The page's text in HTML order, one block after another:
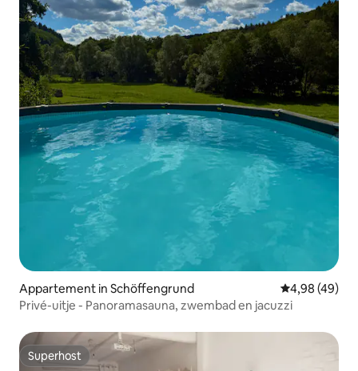
Appartement in Schöffengrund Gemiddelde
4,98 (49)
Privé-uitje - Panoramasauna, zwembad en jacuzzi
Superhost
Superhost